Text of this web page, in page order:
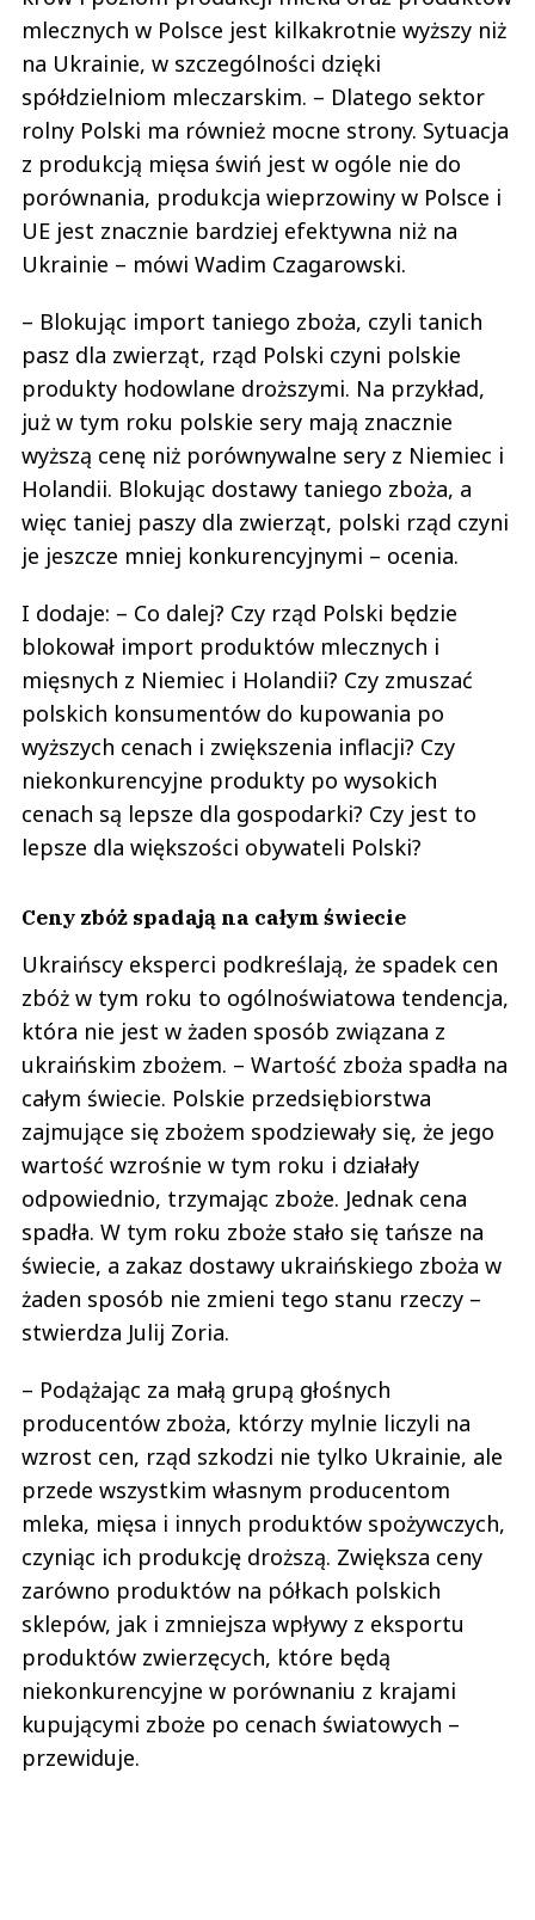
mlecznych w Polsce jest kilkakrotnie wyższy niż
na Ukrainie, w szczególności dzięki
spółdzielniom mleczarskim. – Dlatego sektor
rolny Polski ma również mocne strony. Sytuacja
z produkcją mięsa świń jest w ogóle nie do
porównania, produkcja wieprzowiny w Polsce i
UE jest znacznie bardziej efektywna niż na
Ukrainie – mówi Wadim Czagarowski.
– Blokując import taniego zboża, czyli tanich
pasz dla zwierząt, rząd Polski czyni polskie
produkty hodowlane droższymi. Na przykład,
już w tym roku polskie sery mają znacznie
wyższą cenę niż porównywalne sery z Niemiec i
Holandii. Blokując dostawy taniego zboża, a
więc taniej paszy dla zwierząt, polski rząd czyni
je jeszcze mniej konkurencyjnymi – ocenia.
I dodaje: – Co dalej? Czy rząd Polski będzie
blokował import produktów mlecznych i
mięsnych z Niemiec i Holandii? Czy zmuszać
polskich konsumentów do kupowania po
wyższych cenach i zwiększenia inflacji? Czy
niekonkurencyjne produkty po wysokich
cenach są lepsze dla gospodarki? Czy jest to
lepsze dla większości obywateli Polski?
Ceny zbóż spadają na całym świecie
Ukraińscy eksperci podkreślają, że spadek cen
zbóż w tym roku to ogólnoświatowa tendencja,
która nie jest w żaden sposób związana z
ukraińskim zbożem. – Wartość zboża spadła na
całym świecie. Polskie przedsiębiorstwa
zajmujące się zbożem spodziewały się, że jego
wartość wzrośnie w tym roku i działały
odpowiednio, trzymając zboże. Jednak cena
spadła. W tym roku zboże stało się tańsze na
świecie, a zakaz dostawy ukraińskiego zboża w
żaden sposób nie zmieni tego stanu rzeczy –
stwierdza Julij Zoria.
– Podążając za małą grupą głośnych
producentów zboża, którzy mylnie liczyli na
wzrost cen, rząd szkodzi nie tylko Ukrainie, ale
przede wszystkim własnym producentom
mleka, mięsa i innych produktów spożywczych,
czyniąc ich produkcję droższą. Zwiększa ceny
zarówno produktów na półkach polskich
sklepów, jak i zmniejsza wpływy z eksportu
produktów zwierzęcych, które będą
niekonkurencyjne w porównaniu z krajami
kupującymi zboże po cenach światowych –
przewiduje.